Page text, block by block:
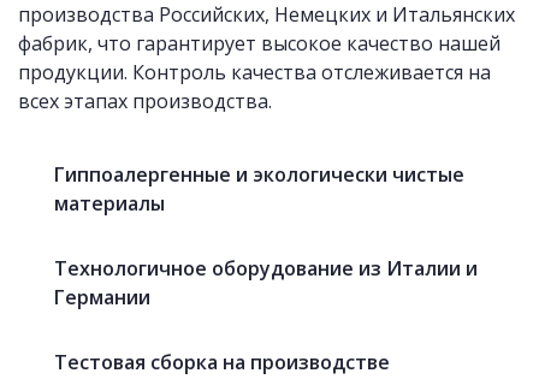
производства Российских, Немецких и Итальянских
фабрик, что гарантирует высокое качество нашей
продукции. Контроль качества отслеживается на
всех этапах производства.
Гиппоалергенные и экологически чистые
материалы
Технологичное оборудование из Италии и
Германии
Тестовая сборка на производстве